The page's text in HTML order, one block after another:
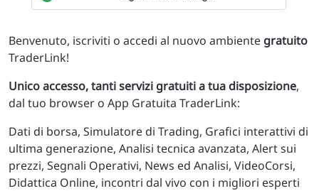
Benvenuto, iscriviti o accedi al nuovo ambiente gratuito
TraderLink!
Unico accesso, tanti servizi gratuiti a tua disposizione,
dal tuo browser o App Gratuita TraderLink:
Dati di borsa, Simulatore di Trading, Grafici interattivi di
ultima generazione, Analisi tecnica avanzata, Alert sui
prezzi, Segnali Operativi, News ed Analisi, VideoCorsi,
Didattica Online, incontri dal vivo con i migliori esperti